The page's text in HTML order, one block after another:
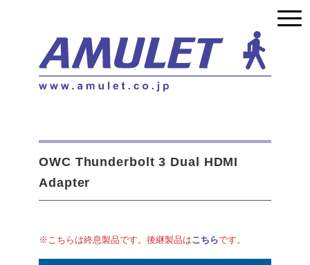
OWC Thunderbolt 3 Dual HDMI
Adapter
※こちらは終息製品です。後継製品はこちらです。